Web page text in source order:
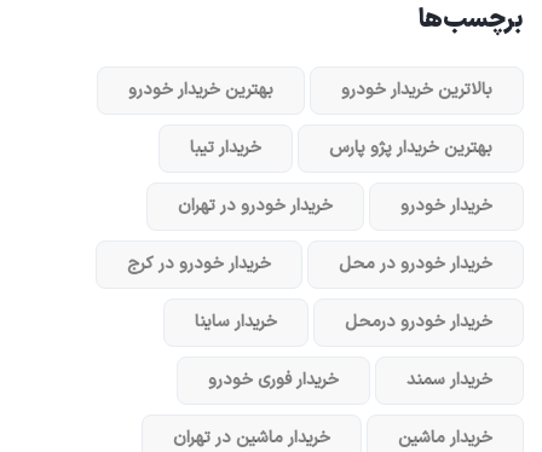
برچسب‌ها
بالاترین خریدار خودرو بهترین خریدار خودرو
بهترین خریدار پژو پارس خریدار تیبا
خریدار خودرو خریدار خودرو در تهران
خریدار خودرو در محل خریدار خودرو در کرج
خریدار خودرو در‌محل خریدار ساینا
خریدار سمند خریدار فوری خودرو
خریدار ماشین خریدار ماشین در تهران